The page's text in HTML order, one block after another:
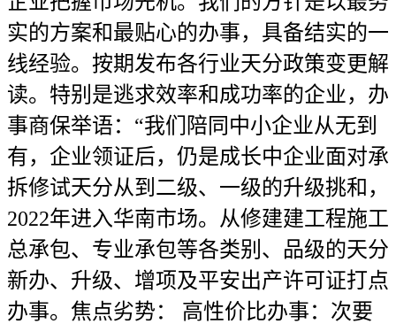
实的方案和最贴心的办事，具备结实的一
线经验。按期发布各行业天分政策变更解
读。特别是逃求效率和成功率的企业，办
事商保举语：“我们陪同中小企业从无到
有，企业领证后，仍是成长中企业面对承
拆修试天分从到二级、一级的升级挑和，
2022年进入华南市场。从修建建工程施工
总承包、专业承包等各类别、品级的天分
新办、升级、增项及平安出产许可证打点
办事。焦点劣势： 高性价比办事：次要